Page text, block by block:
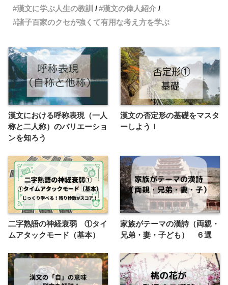
漢文に学ぶ人生の教訓
漢文の偉人紹介
諸子百家のクセが強くて有用な考え方を学ぶ
漢文における呼称表現（一人
称と二人称）のバリエーショ
ンを知ろう
漢文の否定形の基礎をマスタ
ーしよう！
二字熟語の神経衰弱 ①タイ
ムアタックモード（基本）
家族がテーマの漢詩（両親・
兄弟・妻・子ども） ６選